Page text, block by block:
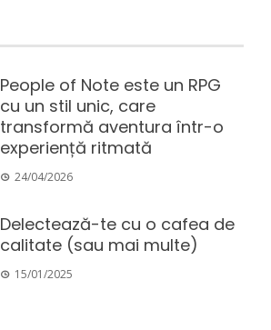
People of Note este un RPG
cu un stil unic, care
transformă aventura într-o
experiență ritmată
24/04/2026
Delectează-te cu o cafea de
calitate (sau mai multe)
15/01/2025